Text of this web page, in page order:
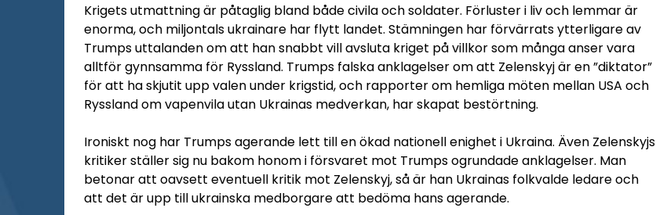
Krigets utmattning är påtaglig bland både civila och soldater. Förluster i liv och lemmar är
enorma, och miljontals ukrainare har flytt landet. Stämningen har förvärrats ytterligare av
Trumps uttalanden om att han snabbt vill avsluta kriget på villkor som många anser vara
alltför gynnsamma för Ryssland. Trumps falska anklagelser om att Zelenskyj är en ”diktator”
för att ha skjutit upp valen under krigstid, och rapporter om hemliga möten mellan USA och
Ryssland om vapenvila utan Ukrainas medverkan, har skapat bestörtning.
Ironiskt nog har Trumps agerande lett till en ökad nationell enighet i Ukraina. Även Zelenskyjs
kritiker ställer sig nu bakom honom i försvaret mot Trumps ogrundade anklagelser. Man
betonar att oavsett eventuell kritik mot Zelenskyj, så är han Ukrainas folkvalde ledare och
att det är upp till ukrainska medborgare att bedöma hans agerande.